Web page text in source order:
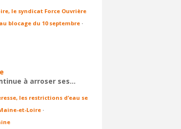
le syndicat Force Ouvrière
blocage du 10 septembre ·
à arroser ses…
les restrictions d’eau se
et-Loire ·